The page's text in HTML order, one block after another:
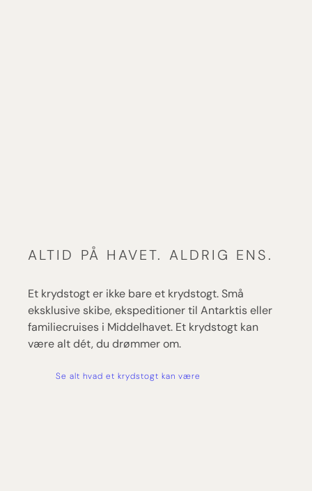
ALTID PÅ HAVET. ALDRIG ENS.
Et krydstogt er ikke bare et krydstogt. Små
eksklusive skibe, ekspeditioner til Antarktis eller
familiecruises i Middelhavet. Et krydstogt kan
være alt dét, du drømmer om.
Se alt hvad et krydstogt kan være